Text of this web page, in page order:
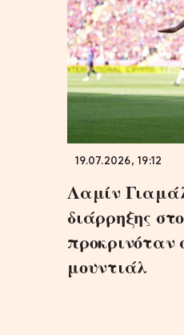
19.07.2026, 19:12
Λαμίν
διάρρηξης
προκρινόταν
μουντιάλ